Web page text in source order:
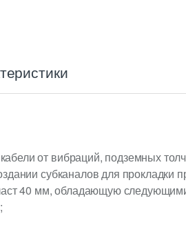
от вибраций, подземных
субканалов для прокладки
40 мм, обладающую